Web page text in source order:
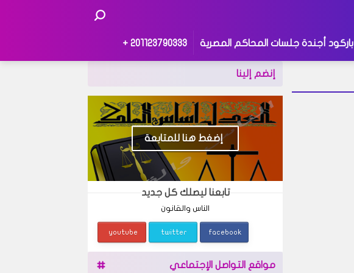
باركود أجندة جلسات المحاكم المصرية 201123790333 +
إنضم إلينا
إضغط هنا للمتابعة
تابعنا ليصلك كل جديد
الناس والقانون
facebook
twitter
youtube
مواقع التواصل الإجتماعي